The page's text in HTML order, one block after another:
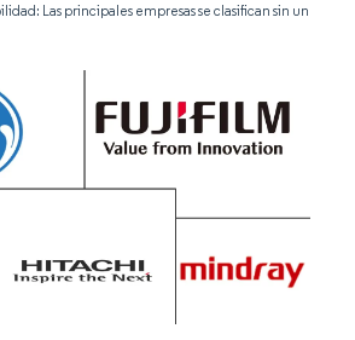
Las principales empresas se clasifican sin un